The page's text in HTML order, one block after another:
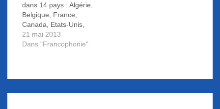
dans 14 pays : Algérie,
Belgique, France,
Canada, Etats-Unis,
Haïti, Israël,
Madagascar, Maroc,
21 mai 2013
Dans "Francophonie"